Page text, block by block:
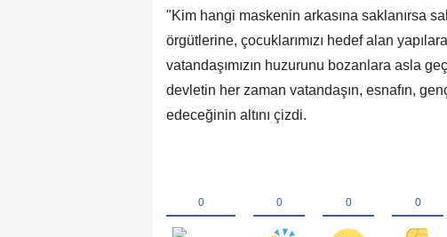
"Kim hangi maskenin arkasına saklanırsa
örgütlerine, çocuklarımızı hedef alan
vatandaşımızın huzurunu bozanlara asla
devletin her zaman vatandaşın, esnafın,
edeceğinin altını çizdi.